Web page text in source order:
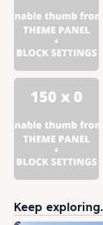
Keep